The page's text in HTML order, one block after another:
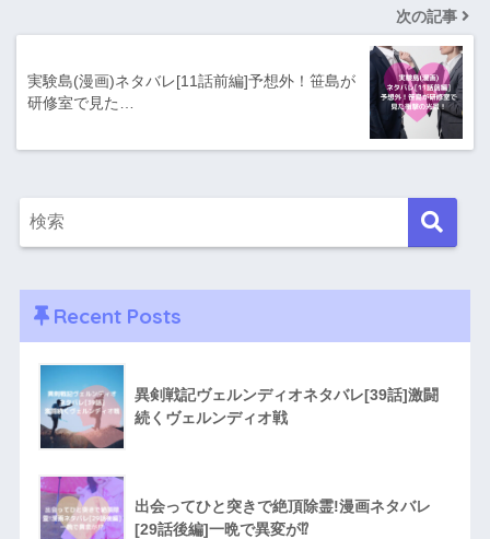
次の記事
実験島(漫画)ネタバレ[11話前編]予想外！笹島が
研修室で見た…
Recent Posts
異剣戦記ヴェルンディオネタバレ[39話]激闘
続くヴェルンディオ戦
出会ってひと突きで絶頂除霊!漫画ネタバレ
[29話後編]一晩で異変が⁉︎